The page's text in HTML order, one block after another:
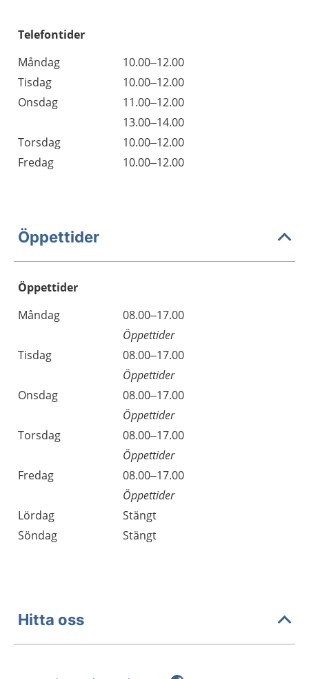
Telefontider
Måndag
10.00–12.00
Tisdag
10.00–12.00
Onsdag
11.00–12.00
13.00–14.00
Torsdag
10.00–12.00
Fredag
10.00–12.00
Öppettider
Öppettider
Dag
Öppettider
Kommentarer
Måndag
08.00–17.00
Öppettider
Tisdag
08.00–17.00
Öppettider
Onsdag
08.00–17.00
Öppettider
Torsdag
08.00–17.00
Öppettider
Fredag
08.00–17.00
Öppettider
Lördag
Stängt
Söndag
Stängt
Hitta oss